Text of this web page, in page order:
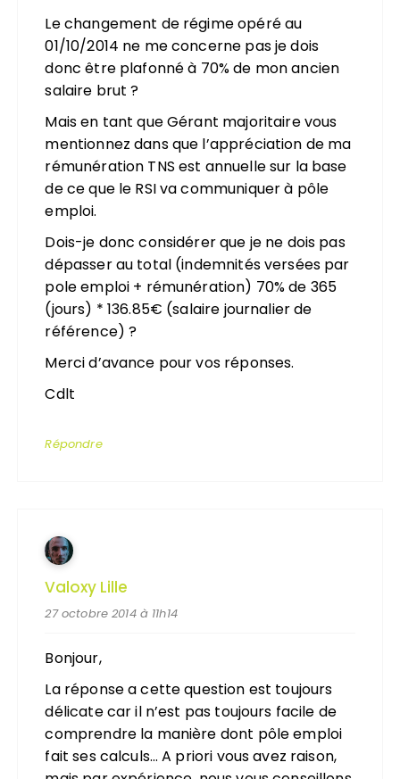
Le changement de régime opéré au
01/10/2014 ne me concerne pas je dois
donc être plafonné à 70% de mon ancien
salaire brut ?
Mais en tant que Gérant majoritaire vous
mentionnez dans que l’appréciation de ma
rémunération TNS est annuelle sur la base
de ce que le RSI va communiquer à pôle
emploi.
Dois-je donc considérer que je ne dois pas
dépasser au total (indemnités versées par
pole emploi + rémunération) 70% de 365
(jours) * 136.85€ (salaire journalier de
référence) ?
Merci d’avance pour vos réponses.
Cdlt
Répondre
Valoxy Lille
27 octobre 2014 à 11h14
Bonjour,
La réponse a cette question est toujours
délicate car il n’est pas toujours facile de
comprendre la manière dont pôle emploi
fait ses calculs… A priori vous avez raison,